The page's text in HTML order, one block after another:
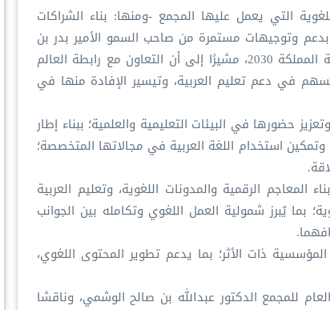
التي يعمل عليها المجمع -ومنها: بناء الشراكات
بدعم وتوجيهات مستمرة من صاحب السمو الأمير بدر بن
عبدالله بن فرحان وزير الثقافة رئيس مجلس أمناء المجمع، وبما يواكب مستهدفات رؤية المملكة 2030، مشيرًا إلى أن التعاون مع رابطة العالم
في دعم تعليم العربية، وتيسير الإفادة منها في
حضورها في البيئات التعليمية والعلمية؛ ببناء إطار
استخدام اللغة العربية في مجالاتها المتخصصة؛
المعاجم الرقمية والمدونات اللغوية، وتعليم العربية
بما يُبرز شمولية العمل اللغوي وتكامله بين الجوانب
ذات الأثر؛ بما يدعم تطوير المحتوى اللغوي،
للمجمع الدكتور عبدالله بن صالح الوشمي، وناقشا